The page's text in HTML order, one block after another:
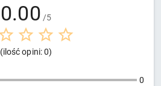
0.00 /5
(ilość opini: 0)
0